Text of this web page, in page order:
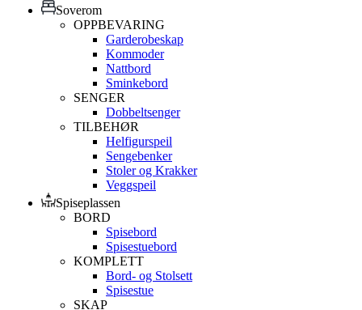
Soverom
OPPBEVARING
Garderobeskap
Kommoder
Nattbord
Sminkebord
SENGER
Dobbeltsenger
TILBEHØR
Helfigurspeil
Sengebenker
Stoler og Krakker
Veggspeil
Spiseplassen
BORD
Spisebord
Spisestuebord
KOMPLETT
Bord- og Stolsett
Spisestue
SKAP